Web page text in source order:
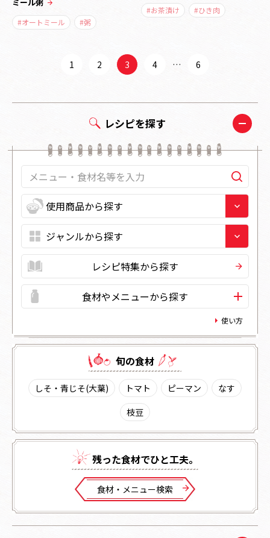
#オートミール #粥
#お茶漬け #ひき肉
1 2 3 4 … 6
レシピを探す
レシピ特集から探す
食材やメニューから探す
使い方
旬の⾷材
しそ・青じそ(大葉) トマト ピーマン
なす
枝豆
残った⾷材でひと⼯夫。
⾷材・メニュー検索